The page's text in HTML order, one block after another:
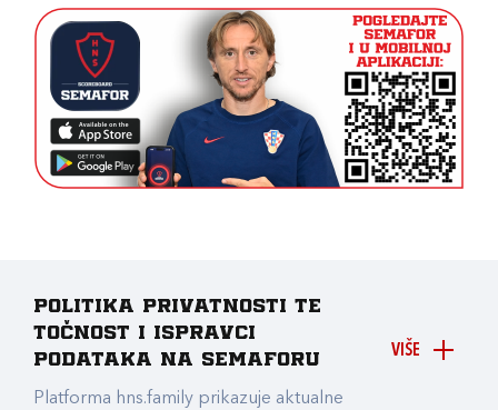
VIŠE
Politika privatnosti te
točnost i ispravci
podataka na Semaforu
Platforma hns.family prikazuje aktualne